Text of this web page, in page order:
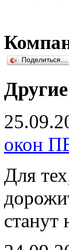
Поделиться…
окон
Для